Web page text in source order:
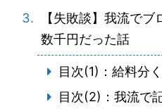
【失敗談】我流で
数千円だった話
目次(1)：給料分
目次(2)：我流で